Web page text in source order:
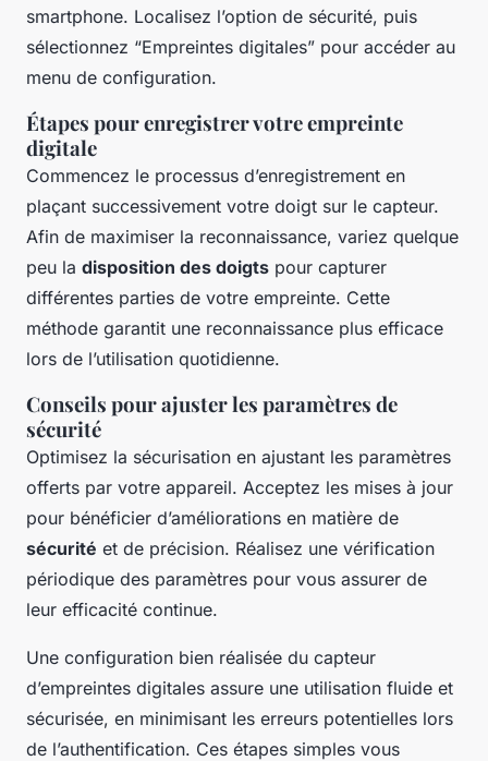
smartphone. Localisez l’option de sécurité, puis
sélectionnez “Empreintes digitales” pour accéder au
menu de configuration.
Étapes pour enregistrer votre empreinte
digitale
Commencez le processus d’enregistrement en
plaçant successivement votre doigt sur le capteur.
Afin de maximiser la reconnaissance, variez quelque
peu la disposition des doigts pour capturer
différentes parties de votre empreinte. Cette
méthode garantit une reconnaissance plus efficace
lors de l’utilisation quotidienne.
Conseils pour ajuster les paramètres de
sécurité
Optimisez la sécurisation en ajustant les paramètres
offerts par votre appareil. Acceptez les mises à jour
pour bénéficier d’améliorations en matière de
sécurité et de précision. Réalisez une vérification
périodique des paramètres pour vous assurer de
leur efficacité continue.
Une configuration bien réalisée du capteur
d’empreintes digitales assure une utilisation fluide et
sécurisée, en minimisant les erreurs potentielles lors
de l’authentification. Ces étapes simples vous